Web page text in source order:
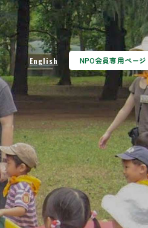
English NPO会員専用ページ